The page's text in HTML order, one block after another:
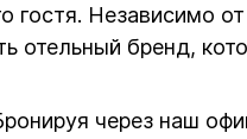
гостя. Независимо
отельный бренд,
через наш